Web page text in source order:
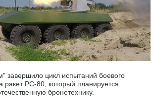
завершило цикл испытаний боевого
ракет РС-80, который планируется
бронетехнику.